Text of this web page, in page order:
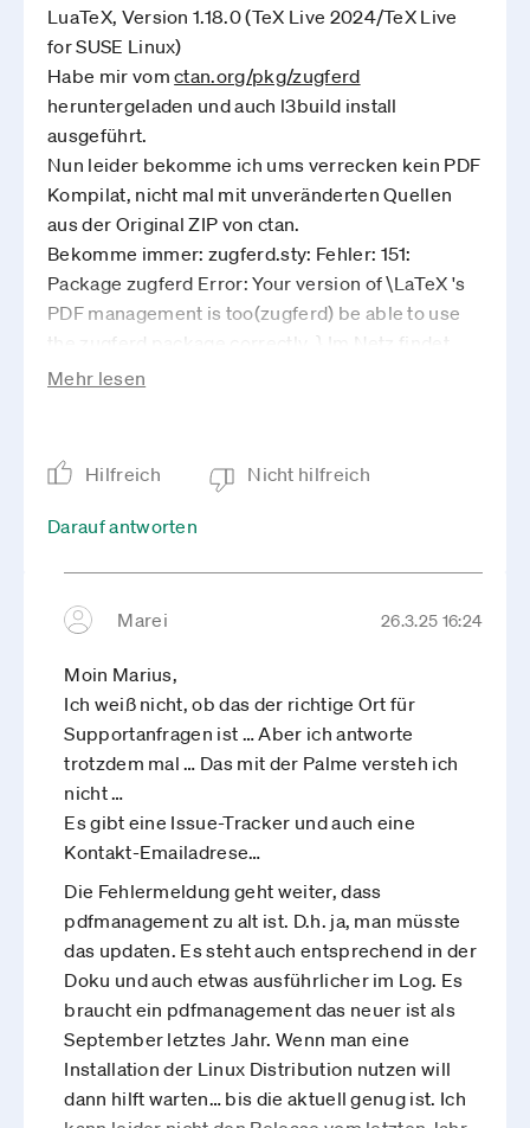
LuaTeX, Version 1.18.0 (TeX Live 2024/TeX Live
for SUSE Linux)
Habe mir vomctan.org­/pkg/zugferd
heruntergeladen und auch l3build install
ausgeführt.
Nun leider bekomme ich ums verrecken kein PDF
Kompilat, nicht mal mit unveränderten Quellen
aus der Original ZIP von ctan.
Bekomme immer: zugferd.sty: Fehler: 151:
Package zugferd Error: Your version of \LaTeX 's
PDF management is too(zugferd) be able to use
the zugferd package correctly. } Im Netz findet
man dazu null,null egal ob man auf englisch oder
Probleme habe auf einer ziemlich aktuellen
Maschine und einer Arbeit mit Latex seit
langem.).
scheint ja extrem schwer zu sein einfache XML in
PDF einzubetten :-(
sorry für den rauen Ton, aber manchmal könnte
man die Palme hochsteigen
Mehr lesen
Hilfreich Nicht hilfreich
Darauf antworten
Marei 26.3.25 16:24
Moin Marius,
Ich weiß nicht, ob das der richtige Ort für
Supportanfragen ist … Aber ich antworte
trotzdem mal … Das mit der Palme versteh ich
nicht …
Es gibt eine Issue-Tracker und auch eine
Kontakt-Emailadrese…
Die Fehlermeldung geht weiter, dass
pdfmanagement zu alt ist. D.h. ja, man müsste
das updaten. Es steht auch entsprechend in der
Doku und auch etwas ausführlicher im Log. Es
braucht ein pdfmanagement das neuer ist als
September letztes Jahr. Wenn man eine
Installation der Linux Distribution nutzen will
dann hilft warten… bis die aktuell genug ist. Ich